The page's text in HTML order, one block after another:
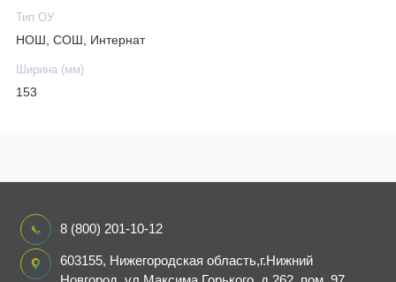
Тип ОУ
НОШ, СОШ, Интернат
Ширина (мм)
153
8 (800) 201-10-12
603155, Нижегородская область,г.Нижний